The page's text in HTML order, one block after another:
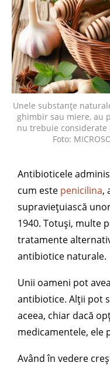
Unele substanțe
ghimbir sau miere, au
nu trebuie
Foto:
Antibioticele
cum este penicilina,
supraviețuiască
1940. Totuși, multe
tratamente
antibiotice naturale.
Unii oameni pot
antibiotice. Alții pot
aceea, chiar dacă
medicamentele, ele
Având în vedere